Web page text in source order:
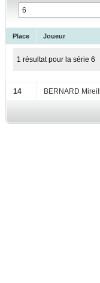
Place Joueur
1 résultat pour la série 6
14 BERNARD